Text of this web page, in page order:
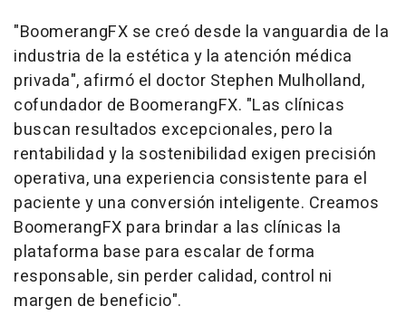
"BoomerangFX se creó desde la vanguardia de la
industria de la estética y la atención médica
privada", afirmó el doctor Stephen Mulholland,
cofundador de BoomerangFX. "Las clínicas
buscan resultados excepcionales, pero la
rentabilidad y la sostenibilidad exigen precisión
operativa, una experiencia consistente para el
paciente y una conversión inteligente. Creamos
BoomerangFX para brindar a las clínicas la
plataforma base para escalar de forma
responsable, sin perder calidad, control ni
margen de beneficio".